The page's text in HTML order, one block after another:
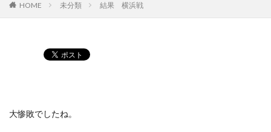
HOME 未分類 結果 横浜戦
大惨敗でしたね。